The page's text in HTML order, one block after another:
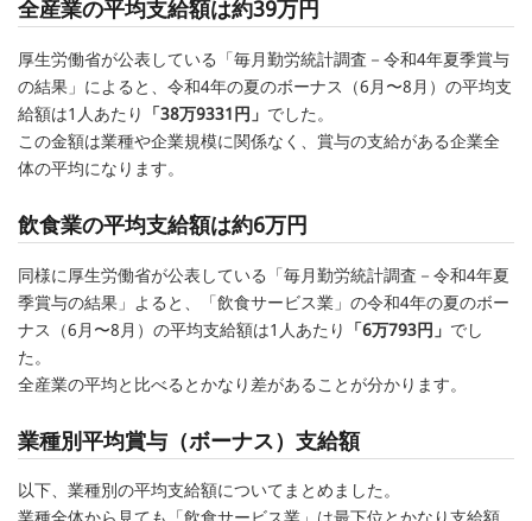
全産業の平均支給額は約39万円
厚生労働省が公表している「毎月勤労統計調査－令和4年夏季賞与
の結果」によると、令和4年の夏のボーナス（6月〜8月）の平均支
給額は1人あたり 「38万9331円」 でした。
この金額は業種や企業規模に関係なく、賞与の支給がある企業全
体の平均になります。
飲食業の平均支給額は約6万円
同様に厚生労働省が公表している「毎月勤労統計調査－令和4年夏
季賞与の結果」よると、「飲食サービス業」の令和4年の夏のボー
ナス（6月〜8月）の平均支給額は1人あたり 「6万793円」 でし
た。
全産業の平均と比べるとかなり差があることが分かります。
業種別平均賞与（ボーナス）支給額
以下、業種別の平均支給額についてまとめました。